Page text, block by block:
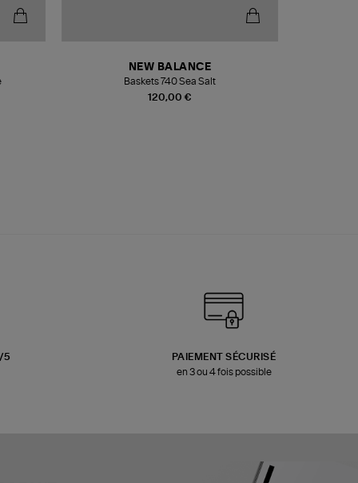
120,00 €
NEW BALANCE
Baskets 740 Sea Salt
5
PAIEMENT SÉCURISÉ
en 3 ou 4 fois possible